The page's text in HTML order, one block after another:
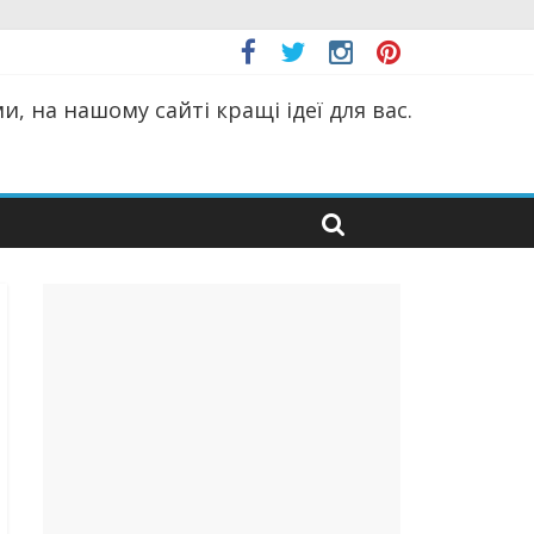
на нашому сайті кращі ідеї для вас.